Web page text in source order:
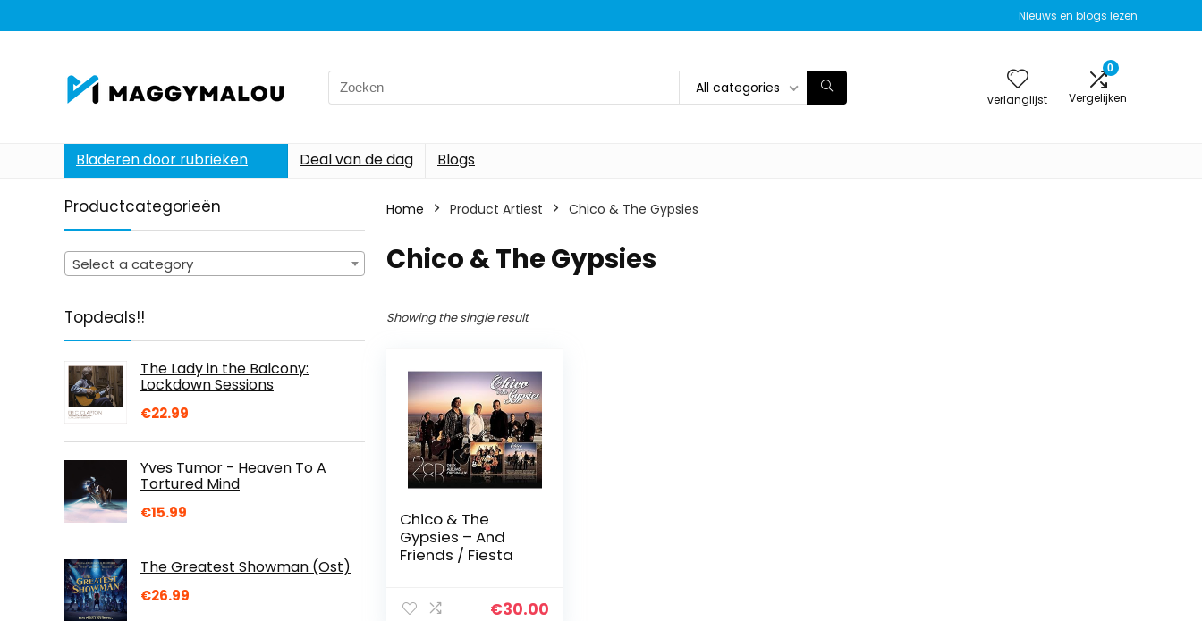
Nieuws en blogs lezen
Search
for:
All categories
verlanglijst
0
Vergelijken
Bladeren door rubrieken Deal van de dag Blogs
Productcategorieën
Select a category
Topdeals!!
The Lady in the Balcony:
Lockdown Sessions
€22.99
Yves Tumor - Heaven To A
Tortured Mind
€15.99
The Greatest Showman (Ost)
€26.99
Home Product Artiest Chico & The Gypsies
Chico & The Gypsies
Showing the single result
Chico & The
Gypsies – And
Friends / Fiesta
€30.00